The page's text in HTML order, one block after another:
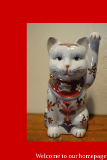
Welcome to our homepage